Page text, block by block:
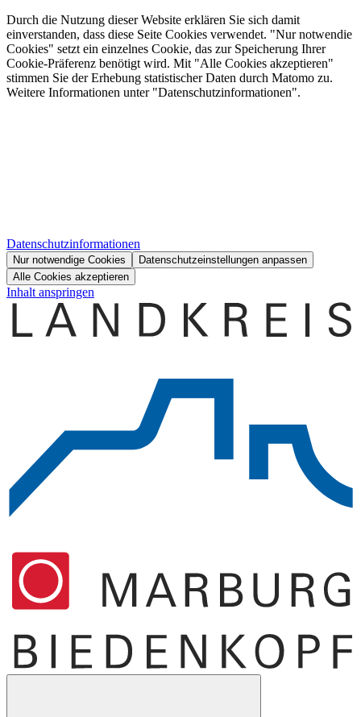
Durch die Nutzung dieser Website erklären Sie sich damit
einverstanden, dass diese Seite Cookies verwendet. "Nur notwendie
Cookies" setzt ein einzelnes Cookie, das zur Speicherung Ihrer
Cookie-Präferenz benötigt wird. Mit "Alle Cookies akzeptieren"
stimmen Sie der Erhebung statistischer Daten durch Matomo zu.
Weitere Informationen unter "Datenschutzinformationen".
Datenschutzinformationen
Nur notwendige Cookies
Datenschutzeinstellungen anpassen
Alle Cookies akzeptieren
Inhalt anspringen